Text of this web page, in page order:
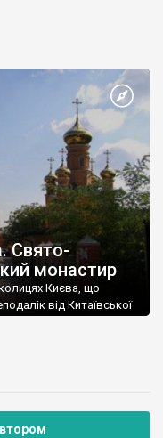
Свято-
монастир
Києва, що
від Китаївської